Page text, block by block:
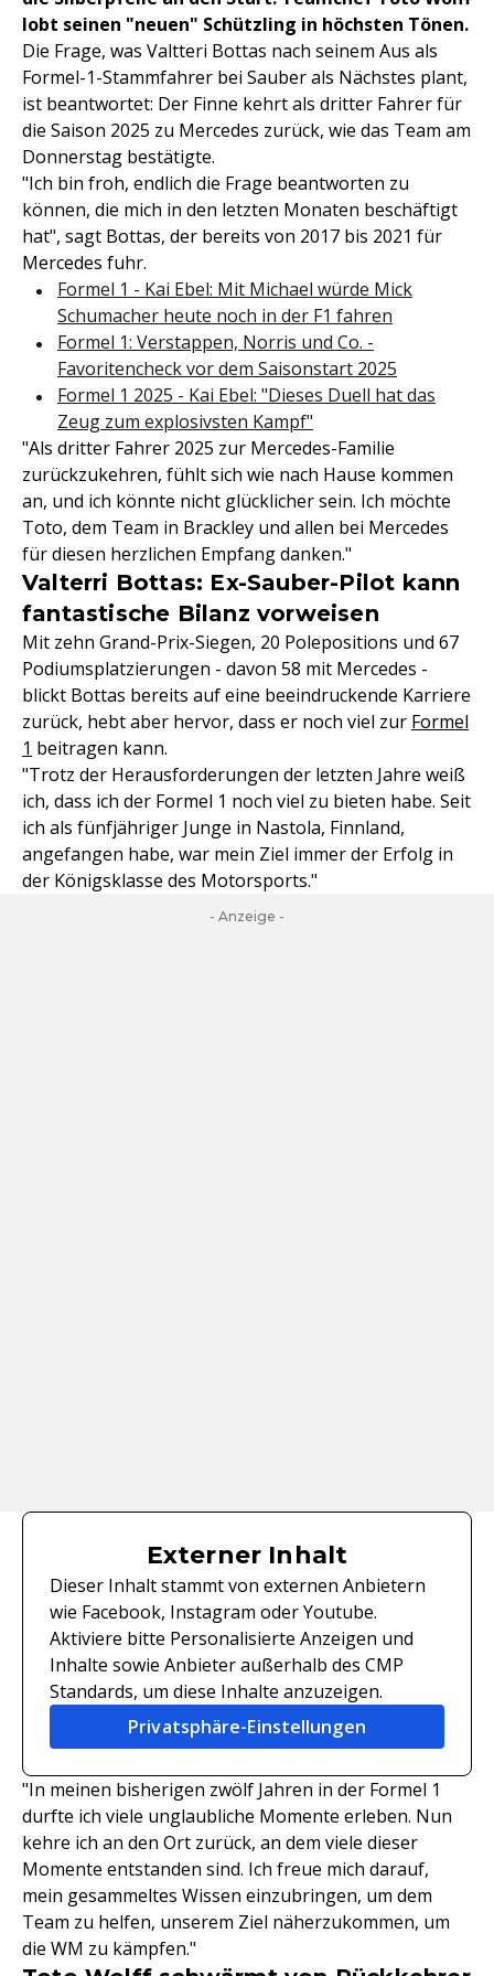
lobt seinen "neuen" Schützling in höchsten Tönen.
Die Frage, was Valtteri Bottas nach seinem Aus als
Formel-1-Stammfahrer bei Sauber als Nächstes plant,
ist beantwortet: Der Finne kehrt als dritter Fahrer für
die Saison 2025 zu Mercedes zurück, wie das Team am
Donnerstag bestätigte.
"Ich bin froh, endlich die Frage beantworten zu
können, die mich in den letzten Monaten beschäftigt
hat", sagt Bottas, der bereits von 2017 bis 2021 für
Mercedes fuhr.
Formel 1 - Kai Ebel: Mit Michael würde Mick
Schumacher heute noch in der F1 fahren
Formel 1: Verstappen, Norris und Co. -
Favoritencheck vor dem Saisonstart 2025
Formel 1 2025 - Kai Ebel: "Dieses Duell hat das
Zeug zum explosivsten Kampf"
"Als dritter Fahrer 2025 zur Mercedes-Familie
zurückzukehren, fühlt sich wie nach Hause kommen
an, und ich könnte nicht glücklicher sein. Ich möchte
Toto, dem Team in Brackley und allen bei Mercedes
für diesen herzlichen Empfang danken."
Valterri Bottas: Ex-Sauber-Pilot kann
fantastische Bilanz vorweisen
Mit zehn Grand-Prix-Siegen, 20 Polepositions und 67
Podiumsplatzierungen - davon 58 mit Mercedes -
blickt Bottas bereits auf eine beeindruckende Karriere
zurück, hebt aber hervor, dass er noch viel zur Formel
1 beitragen kann.
"Trotz der Herausforderungen der letzten Jahre weiß
ich, dass ich der Formel 1 noch viel zu bieten habe. Seit
ich als fünfjähriger Junge in Nastola, Finnland,
angefangen habe, war mein Ziel immer der Erfolg in
der Königsklasse des Motorsports."
- Anzeige -
Externer Inhalt
Dieser Inhalt stammt von externen Anbietern
wie Facebook, Instagram oder Youtube.
Aktiviere bitte Personalisierte Anzeigen und
Inhalte sowie Anbieter außerhalb des CMP
Standards, um diese Inhalte anzuzeigen.
Privatsphäre-Einstellungen
"In meinen bisherigen zwölf Jahren in der Formel 1
durfte ich viele unglaubliche Momente erleben. Nun
kehre ich an den Ort zurück, an dem viele dieser
Momente entstanden sind. Ich freue mich darauf,
mein gesammeltes Wissen einzubringen, um dem
Team zu helfen, unserem Ziel näherzukommen, um
die WM zu kämpfen."